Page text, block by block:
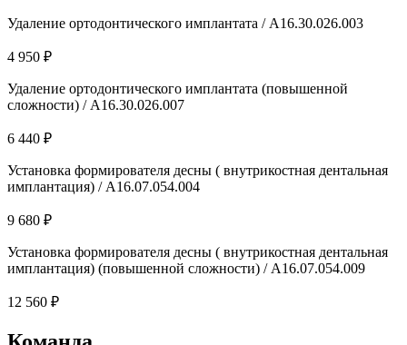
Удаление ортодонтического имплантата / A16.30.026.003
4 950 ₽
Удаление ортодонтического имплантата (повышенной
сложности) / A16.30.026.007
6 440 ₽
Установка формирователя десны ( внутрикостная дентальная
имплантация) / А16.07.054.004
9 680 ₽
Установка формирователя десны ( внутрикостная дентальная
имплантация) (повышенной сложности) / А16.07.054.009
12 560 ₽